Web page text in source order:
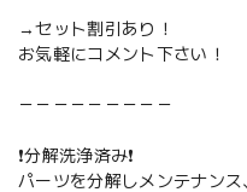
→セット割引あり！
お気軽にコメント下さい！
－－－－－－－－－
❗️分解洗浄済み❗️
パーツを分解しメンテナン